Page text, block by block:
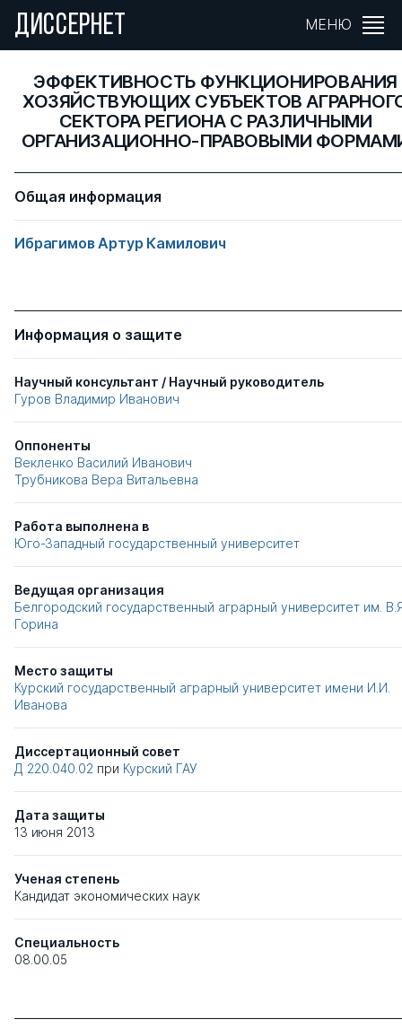
ДИССЕРНЕТ МЕНЮ
ЭФФЕКТИВНОСТЬ ФУНКЦИОНИРОВАНИЯ
ХОЗЯЙСТВУЮЩИХ СУБЪЕКТОВ
СЕКТОРА РЕГИОНА С РАЗЛИЧНЫМИ
ОРГАНИЗАЦИОННО-ПРАВОВЫМИ
Общая информация
Ибрагимов Артур Камилович
Информация о защите
Научный консультант / Научный руководитель
Гуров Владимир Иванович
Оппоненты
Векленко Василий Иванович
Трубникова Вера Витальевна
Работа выполнена в
Юго-Западный государственный университет
Ведущая организация
Белгородский государственный аграрный университет им.
Горина
Место защиты
Курский государственный аграрный университет имени И.И.
Иванова
Диссертационный совет
Д 220.040.02 при Курский ГАУ
Дата защиты
13 июня 2013
Ученая степень
Кандидат экономических наук
Специальность
08.00.05